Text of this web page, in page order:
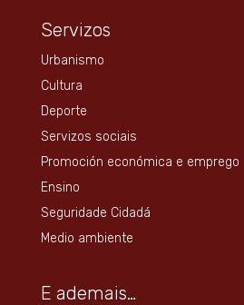
Servizos
Urbanismo
Cultura
Deporte
Servizos sociais
Promoción económica e emprego
Ensino
Seguridade Cidadá
Medio ambiente
E ademais…